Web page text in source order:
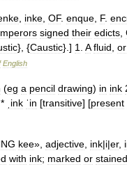
inke OF. enque F.
signed their edicts
}, {Caustic}.] 1 A fluid or
English
(eg a pencil drawing) in ink
ˌink ˈin [transitive] [present
kee», adjective ink|i|er,
with ink; marked or stained